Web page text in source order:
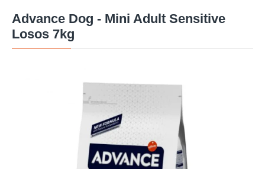
Advance Dog - Mini Adult Sensitive
Losos 7kg